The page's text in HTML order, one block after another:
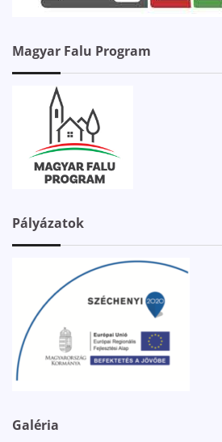
Magyar Falu Program
Pályázatok
Galéria